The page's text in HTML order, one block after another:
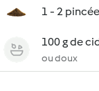
1 - 2
100 g de
ou doux